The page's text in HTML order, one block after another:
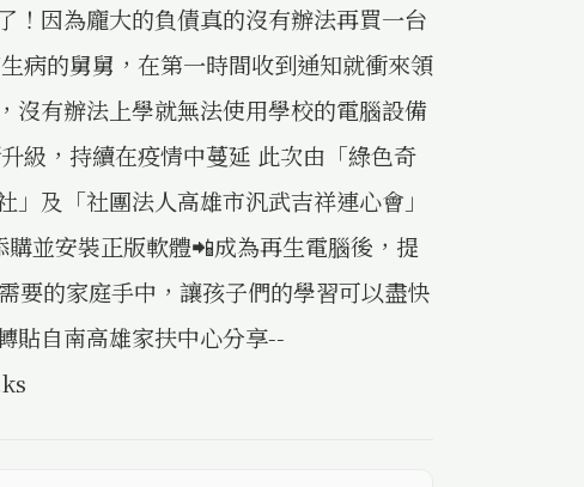
！因為龐大的負債真的沒有辦法再買一台
病的舅舅，在第一時間收到通知就衝來領
沒有辦法上學就無法使用學校的電腦設備
級，持續在疫情中蔓延 此次由「綠色奇
及「社團法人高雄市汎武吉祥連心會」
並安裝正版軟體📲成為再生電腦後，提
要的家庭手中，讓孩子們的學習可以盡快
貼自南高雄家扶中心分享--